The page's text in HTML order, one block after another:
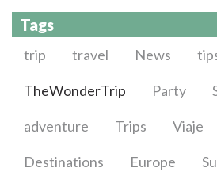
Tags
trip travel News
TheWonderTrip Party
adventure Trips Viaje
Destinations Europe